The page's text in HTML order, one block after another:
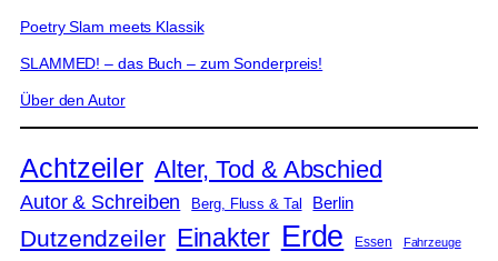
Poetry Slam meets Klassik
SLAMMED! – das Buch – zum Sonderpreis!
Über den Autor
Achtzeiler Alter, Tod & Abschied
Autor & Schreiben Berg, Fluss & Tal Berlin
Dutzendzeiler Einakter Erde Essen Fahrzeuge